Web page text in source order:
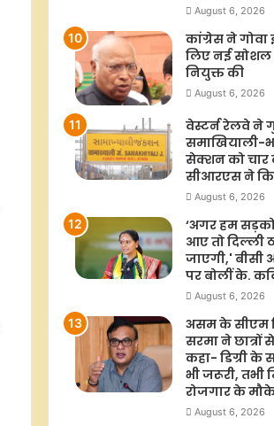
August 6, 2026
कांग्रेस ने
लिए नई सोशल
नियुक्त की
August 6, 2026
वेस्टर्न रेलवे ने
समाखियाली-
सेक्शन को चार
सीआरएस ने
August 6, 2026
‘अगर हम
आए तो दिल्ली
जाएगी,' बीसी
पर बोलीं के.
August 6, 2026
असम के सीएम
सरमा ने छात्रों
कहा- डिग्री के
भी जरूरी, तभी
रोजगार के
August 6, 2026